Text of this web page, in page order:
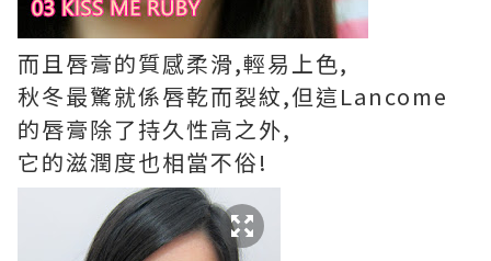
而且唇膏的質感柔滑,輕易上色,
秋冬最驚就係唇乾而裂紋,但這Lancome
的唇膏除了持久性高之外,
它的滋潤度也相當不俗!